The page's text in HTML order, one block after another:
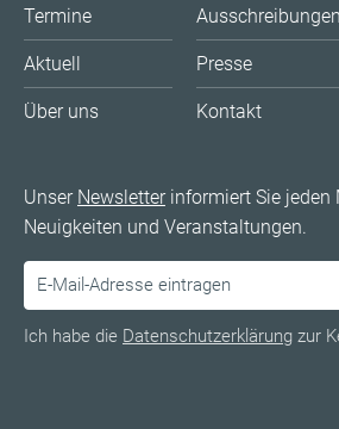
Termine
Aktuell
Über uns
Ausschreibungen
Presse
Kontakt
Unser Newsletterinformiert Sie jeden
Neuigkeiten und Veranstaltungen.
Ich habe die Datenschutzerklärung zur